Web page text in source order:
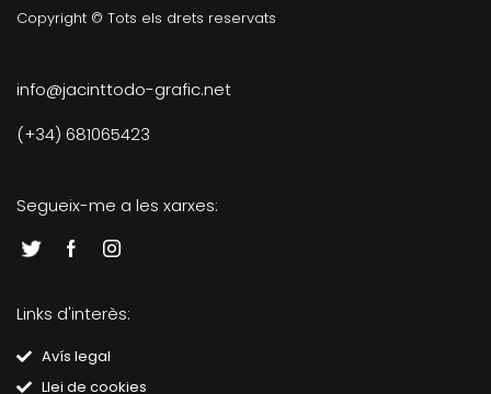
Copyright © Tots els drets reservats
info@jacinttodo-grafic.net
(+34) 681065423
Segueix-me a les xarxes:
Links d'interès:
Avís legal
Llei de cookies